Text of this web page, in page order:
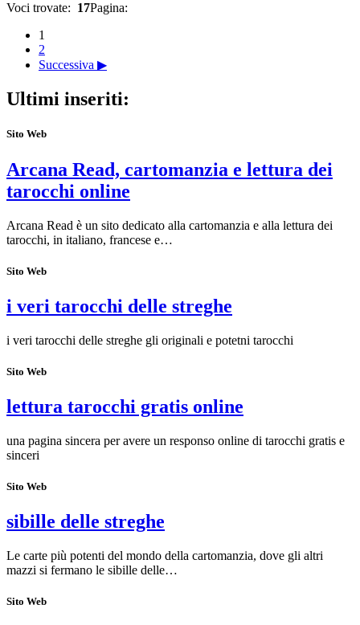
Voci trovate: 17Pagina:
1
2
Successiva ▶
Ultimi inseriti:
Sito Web
Arcana Read, cartomanzia e lettura dei
tarocchi online
Arcana Read è un sito dedicato alla cartomanzia e alla lettura dei
tarocchi, in italiano, francese e…
Sito Web
i veri tarocchi delle streghe
i veri tarocchi delle streghe gli originali e potetni tarocchi
Sito Web
lettura tarocchi gratis online
una pagina sincera per avere un responso online di tarocchi gratis e
sinceri
Sito Web
sibille delle streghe
Le carte più potenti del mondo della cartomanzia, dove gli altri
mazzi si fermano le sibille delle…
Sito Web